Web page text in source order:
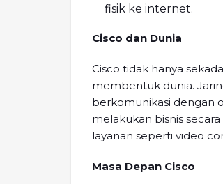
fisik ke internet.
Cisco dan Dunia
Cisco tidak hanya
membentuk dunia.
berkomunikasi dengan
melakukan bisnis
layanan seperti video
Masa Depan Cisco